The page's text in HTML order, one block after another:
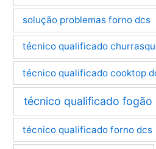
solução problemas forno dcs
técnico qualificado
técnico qualificado cooktop
técnico qualificado fogão
técnico qualificado forno dcs